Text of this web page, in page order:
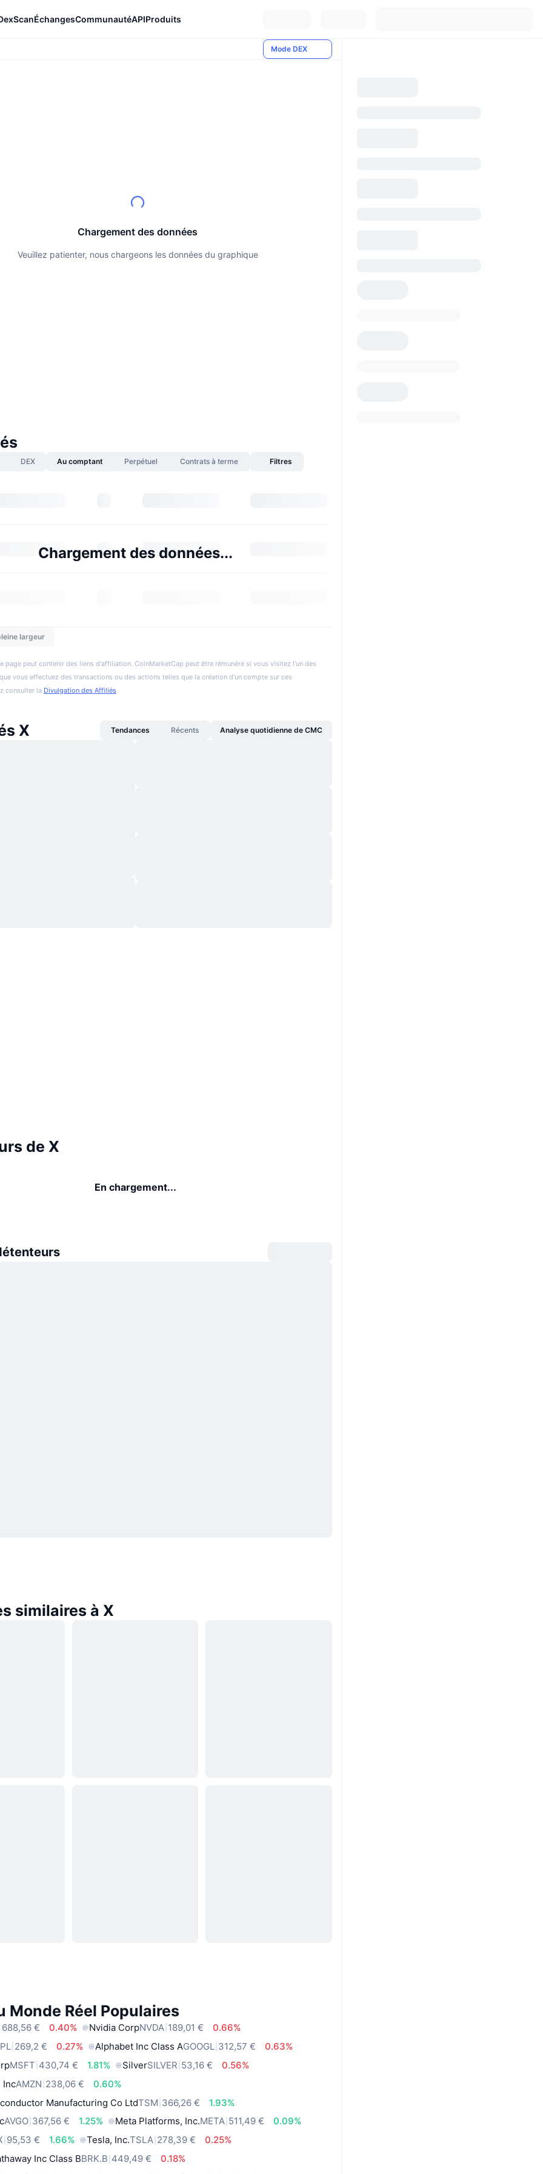
ÉchangesCommunautéAPIProduits
Mode DEX
Chargement des données
Veuillez patienter, nous chargeons les données du graphique
DEX Au comptant Perpétuel Contrats à terme Filtres
Chargement des données...
largeur
page peut contenir des liens d'affiliation. CoinMarketCap peut être rémunéré si vous visitez l'un des
vous effectuez des transactions ou des actions telles que la création d'un compte sur ces
consulter la Divulgation des Affiliés.
X Tendances Récents Analyse quotidienne de CMC
de X
En chargement...
similaires à X
Monde Réel Populaires
688,56 € 0.40% Nvidia CorpNVDA 189,01 €
0.66%
269,2 € 0.27% Alphabet Inc Class AGOOGL 312,57 €
0.63%
MSFT 430,74 € 1.81% SilverSILVER 53,16 €
0.56%
IncAMZN 238,06 €
0.60%
Manufacturing Co LtdTSM 366,26 €
1.93%
AVGO 367,56 € 1.25% Meta Platforms, Inc.META 511,49 €
0.09%
95,53 € 1.66% Tesla, Inc.TSLA 278,39 €
0.25%
Inc Class BBRK.B 449,49 €
0.18%